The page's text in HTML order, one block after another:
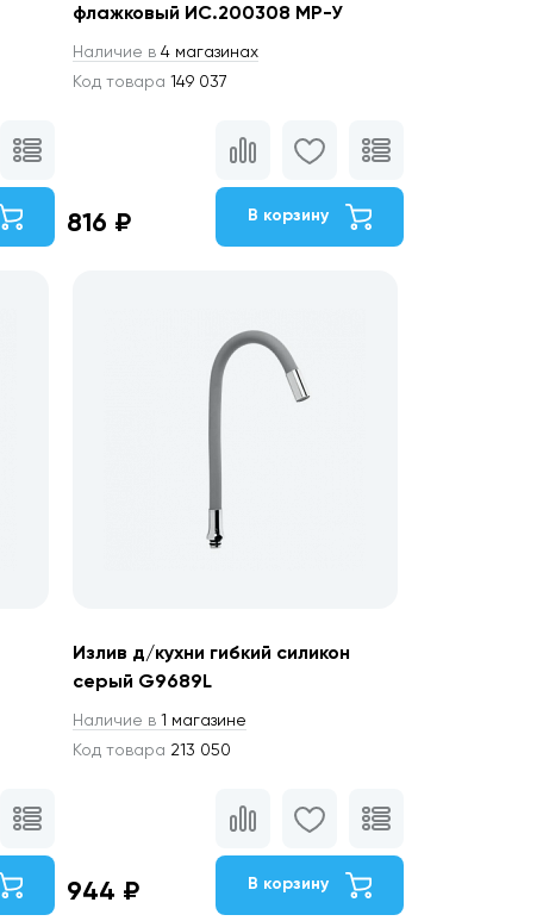
флажковый ИС.200308 МР-У
Наличие в4 магазинах
Код товара 149 037
816 ₽ В корзину
Излив д/кухни гибкий силикон
серый G9689L
Наличие в1 магазине
Код товара 213 050
944 ₽ В корзину